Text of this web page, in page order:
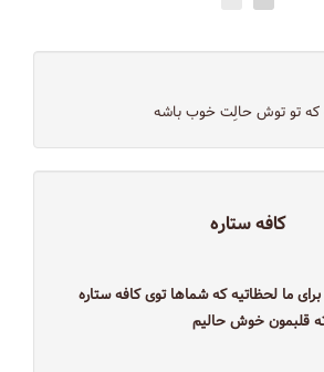
که تو توش حالِت خوب باشه
كافه ستاره
ما لحظاتیه که شماها توی کافه ستاره
قلبمون خوش حالیم